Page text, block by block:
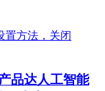
品达人工智能